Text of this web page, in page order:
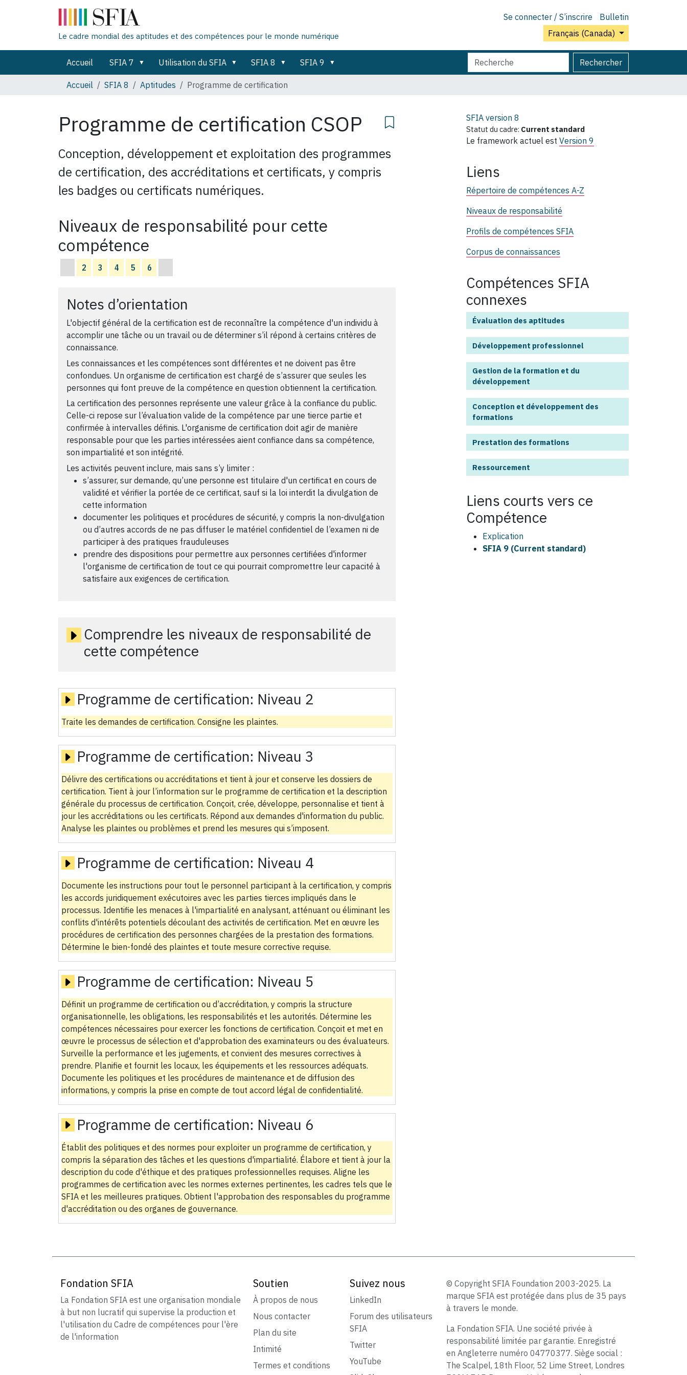
Se connecter / S’inscrire
Bulletin
Français (Canada)
Le cadre mondial des aptitudes et des compétences pour le monde numérique
Accueil SFIA 7 Utilisation du SFIA SFIA 8 SFIA 9
Chercher
par
Rechercher
Recherche
avancée…
Accueil
SFIA 8 Aptitudes Programme de certification
Programme de certification CSOP
Conception, développement et exploitation des programmes
de certification, des accréditations et certificats, y compris
les badges ou certificats numériques.
Niveaux de responsabilité pour cette
compétence
2 3 4 5 6
Notes d’orientation
L'objectif général de la certification est de reconnaître la compétence d'un individu à
accomplir une tâche ou un travail ou de déterminer s’il répond à certains critères de
connaissance.
Les connaissances et les compétences sont différentes et ne doivent pas être
confondues. Un organisme de certification est chargé de s’assurer que seules les
personnes qui font preuve de la compétence en question obtiennent la certification.
La certification des personnes représente une valeur grâce à la confiance du public.
Celle-ci repose sur l’évaluation valide de la compétence par une tierce partie et
confirmée à intervalles définis. L'organisme de certification doit agir de manière
responsable pour que les parties intéressées aient confiance dans sa compétence,
son impartialité et son intégrité.
Les activités peuvent inclure, mais sans s’y limiter :
s’assurer, sur demande, qu’une personne est titulaire d'un certificat en cours de
validité et vérifier la portée de ce certificat, sauf si la loi interdit la divulgation de
cette information
documenter les politiques et procédures de sécurité, y compris la non-divulgation
ou d’autres accords de ne pas diffuser le matériel confidentiel de l’examen ni de
participer à des pratiques frauduleuses
prendre des dispositions pour permettre aux personnes certifiées d'informer
l'organisme de certification de tout ce qui pourrait compromettre leur capacité à
satisfaire aux exigences de certification.
Comprendre les niveaux de responsabilité de
cette compétence
Programme de certification: Niveau 2
Traite les demandes de certification. Consigne les plaintes.
Programme de certification: Niveau 3
Délivre des certifications ou accréditations et tient à jour et conserve les dossiers de
certification. Tient à jour l’information sur le programme de certification et la description
générale du processus de certification. Conçoit, crée, développe, personnalise et tient à
jour les accréditations ou les certificats. Répond aux demandes d'information du public.
Analyse les plaintes ou problèmes et prend les mesures qui s’imposent.
Programme de certification: Niveau 4
Documente les instructions pour tout le personnel participant à la certification, y compris
les accords juridiquement exécutoires avec les parties tierces impliqués dans le
processus. Identifie les menaces à l'impartialité en analysant, atténuant ou éliminant les
conflits d'intérêts potentiels découlant des activités de certification. Met en œuvre les
procédures de certification des personnes chargées de la prestation des formations.
Détermine le bien-fondé des plaintes et toute mesure corrective requise.
Programme de certification: Niveau 5
Définit un programme de certification ou d’accréditation, y compris la structure
organisationnelle, les obligations, les responsabilités et les autorités. Détermine les
compétences nécessaires pour exercer les fonctions de certification. Conçoit et met en
œuvre le processus de sélection et d'approbation des examinateurs ou des évaluateurs.
Surveille la performance et les jugements, et convient des mesures correctives à
prendre. Planifie et fournit les locaux, les équipements et les ressources adéquats.
Documente les politiques et les procédures de maintenance et de diffusion des
informations, y compris la prise en compte de tout accord légal de confidentialité.
Programme de certification: Niveau 6
Établit des politiques et des normes pour exploiter un programme de certification, y
compris la séparation des tâches et les questions d'impartialité. Élabore et tient à jour la
description du code d'éthique et des pratiques professionnelles requises. Aligne les
programmes de certification avec les normes externes pertinentes, les cadres tels que le
SFIA et les meilleures pratiques. Obtient l'approbation des responsables du programme
d'accréditation ou des organes de gouvernance.
SFIA version 8
Statut du cadre: Current standard
Le framework actuel est Version 9
Liens
Répertoire de compétences A-Z
Niveaux de responsabilité
Profils de compétences SFIA
Corpus de connaissances
Compétences SFIA
connexes
Évaluation des aptitudes
Développement professionnel
Gestion de la formation et du
développement
Conception et développement des
formations
Prestation des formations
Ressourcement
Liens courts vers ce
Compétence
Explication
SFIA 9 (Current standard)
Fondation SFIA
La Fondation SFIA est une organisation mondiale
à but non lucratif qui supervise la production et
l'utilisation du Cadre de compétences pour l'ère
de l'information
Soutien
À propos de nous
Nous contacter
Plan du site
Intimité
Termes et conditions
Suivez nous
LinkedIn
Forum des utilisateurs
SFIA
Twitter
YouTube
© Copyright SFIA Foundation 2003-2025. La
marque SFIA est protégée dans plus de 35 pays
à travers le monde.
La Fondation SFIA. Une société privée à
responsabilité limitée par garantie. Enregistré
en Angleterre numéro 04770377. Siège social :
The Scalpel, 18th Floor, 52 Lime Street, Londres